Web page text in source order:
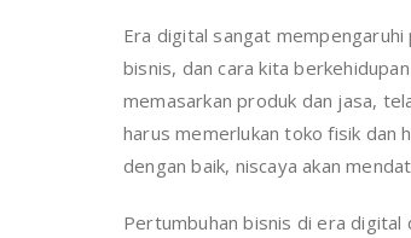
Era digital sangat
bisnis, dan cara kita
memasarkan produk dan jasa,
harus memerlukan toko fisik dan
dengan baik, niscaya akan
Pertumbuhan bisnis di era digital